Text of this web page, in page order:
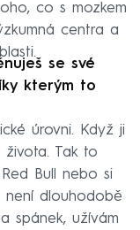
co s mozkem
centra a
se své
kterým to
úrovni. Když ji
života. Tak to
Bull nebo si
dlouhodobě
spánek, užívám